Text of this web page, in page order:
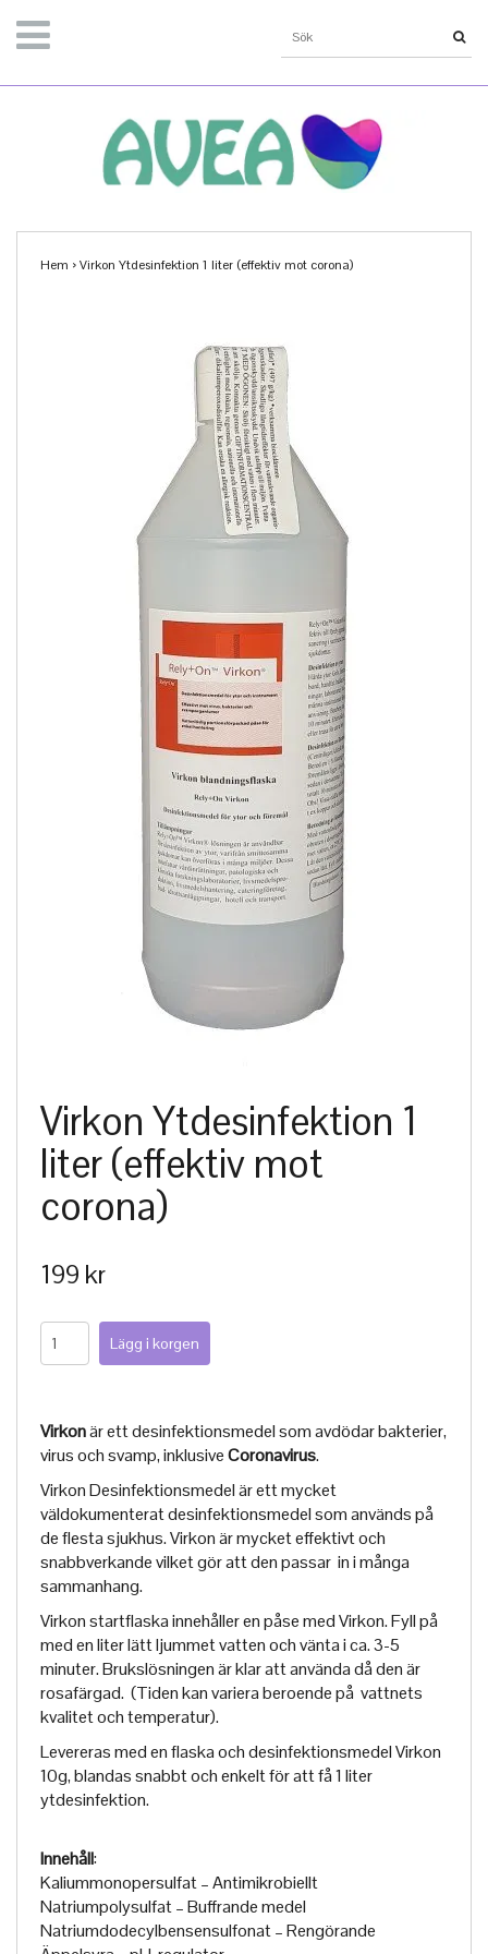
Hem ›Virkon Ytdesinfektion 1 liter (effektiv mot corona)
Virkon Ytdesinfektion 1
liter (effektiv mot
corona)
199 kr
Virkonär ett desinfektionsmedel som avdödar bakterier,
virus och svamp, inklusiveCoronavirus.
Virkon Desinfektionsmedel är ett mycket
väldokumenterat desinfektionsmedel som används på
de flesta sjukhus. Virkon är mycket effektivt och
snabbverkande vilket gör att den passar in i många
sammanhang.
Virkon startflaska innehåller en påse med Virkon. Fyll på
med en liter lätt ljummet vatten och vänta i ca. 3-5
minuter. Brukslösningen är klar att använda då den är
rosafärgad. (Tiden kan variera beroende på vattnets
kvalitet och temperatur).
Levereras med en flaska och desinfektionsmedel Virkon
10g, blandas snabbt och enkelt för att få 1 liter
ytdesinfektion.
Innehåll:
Kaliummonopersulfat – Antimikrobiellt
Natriumpolysulfat – Buffrande medel
Natriumdodecylbensensulfonat – Rengörande